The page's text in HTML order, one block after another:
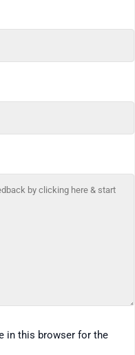
in this browser for the